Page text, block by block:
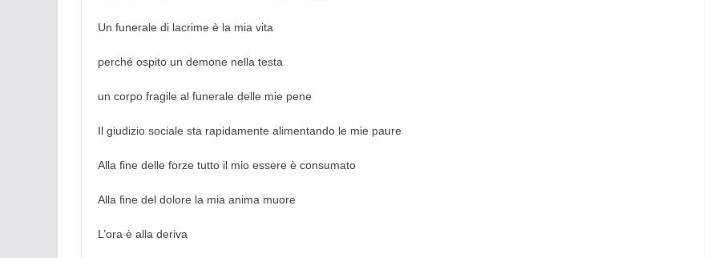
Un funerale di lacrime è la mia vita
perché ospito un demone nella testa
un corpo fragile al funerale delle mie pene
Il giudizio sociale sta rapidamente alimentando le mie paure
Alla fine delle forze tutto il mio essere è consumato
Alla fine del dolore la mia anima muore
L’ora è alla deriva